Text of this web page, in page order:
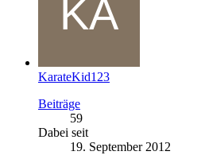
KarateKid123
Beiträge
59
Dabei seit
19. September 2012